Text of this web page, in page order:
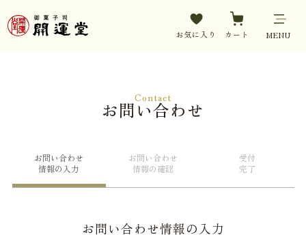
お気に入り カート MENU
Contact
お問い合わせ
お問い合わせ
情報の入力
お問い合わせ
情報の確認
受付
完了
お問い合わせ情報の入力